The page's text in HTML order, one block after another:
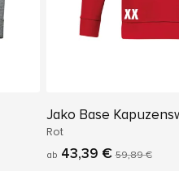
Jako Base
Rot
ab 43,39 € 59,89 €